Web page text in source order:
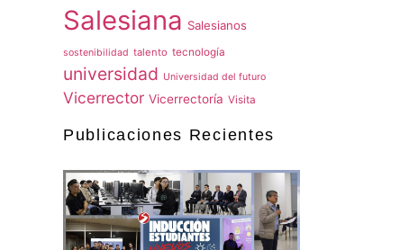
Salesiana Salesianos
sostenibilidad talento tecnología
universidad Universidad del futuro
Vicerrector Vicerrectoría Visita
Publicaciones Recientes